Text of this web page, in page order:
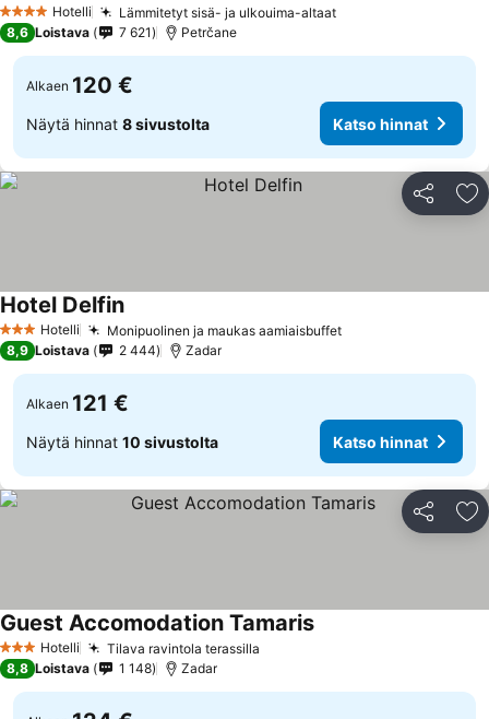
4 Tähtiluokitus
Hotelli Lämmitetyt sisä- ja ulkouima-altaat
8,6 Loistava 7 621 Petrčane
Alkaen 120 €
Näytä hinnat 8 sivustolta Katso hinnat
Jaa
3 Tähtiluokitus
Hotelli Monipuolinen ja maukas aamiaisbuffet
Hotel Delfin
8,9 Loistava 2 444 Zadar
Alkaen 121 €
Näytä hinnat 10 sivustolta Katso hinnat
Jaa
3 Tähtiluokitus
Hotelli Tilava ravintola terassilla
Guest Accomodation Tamaris
8,8 Loistava 1 148 Zadar